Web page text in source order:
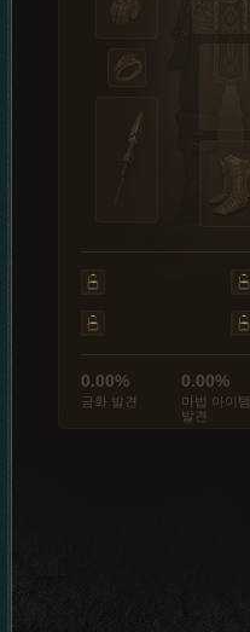
0.00%
금화 발견
0.00%
마법 아이템
발견